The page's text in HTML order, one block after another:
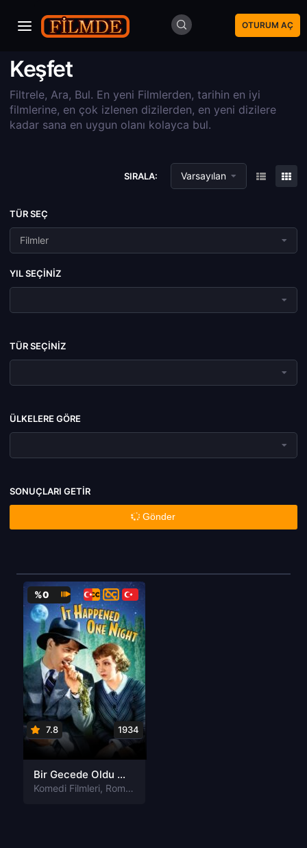
OTURUM AÇ
Keşfet
Filtrele, Ara, Bul. En yeni Filmlerden, tarihin en iyi
filmlerine, en çok izlenen dizilerden, en yeni dizilere
kadar sana en uygun olanı kolayca bul.
SIRALA: Varsayılan
TÜR SEÇ
Filmler
YIL SEÇINIZ
TÜR SEÇINIZ
ÜLKELERE GÖRE
SONUÇLARI GETIR
Gönder
%0
7.8 1934
Bir Gecede Oldu Türkçe Dublaj izle
Komedi Filmleri, Romantik Filmleri